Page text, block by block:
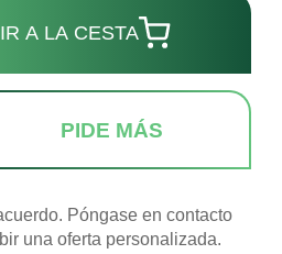
A LA CESTA
PIDE MÁS
Póngase en contacto
una oferta personalizada.